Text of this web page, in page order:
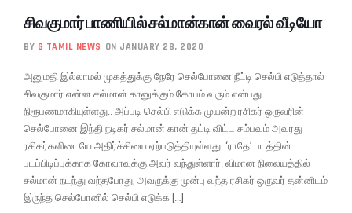
சிவகுமார் பாணியில் சல்மான்கான் வைரல் வீடியோ
BY G TAMIL NEWS ON JANUARY 28, 2020
அனுமதி இல்லாமல் முகத்துக்கு நேரே செல்போனை நீட்டி செல்பி எடுத்தால்
சிவகுமார் என்ன சல்மான் கானுக்கும் கோபம் வரும் என்பது
நிரூபணமாகியுள்ளது.. அப்படி செல்பி எடுக்க முயன்ற ரசிகர் ஒருவரின்
செல்போனை இந்தி நடிகர் சல்மான் கான் தட்டி விட்ட சம்பவம் அவரது
ரசிகர்களிடையே அதிர்ச்சியை ஏற்படுத்தியுள்ளது. ‘ராதே’ படத்தின்
படப்பிடிப்புக்காக கோவாவுக்கு அவர் வந்துள்ளார். விமான நிலையத்தில்
சல்மான் நடந்து வந்தபோது, அவருக்கு முன்பு வந்த ரசிகர் ஒருவர் தன்னிடம்
இருந்த செல்போனில் செல்பி எடுக்க […]